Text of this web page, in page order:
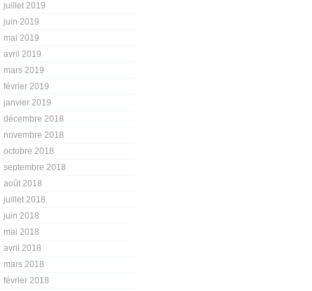
juillet 2019
juin 2019
mai 2019
avril 2019
mars 2019
février 2019
janvier 2019
décembre 2018
novembre 2018
octobre 2018
septembre 2018
août 2018
juillet 2018
juin 2018
mai 2018
avril 2018
mars 2018
février 2018